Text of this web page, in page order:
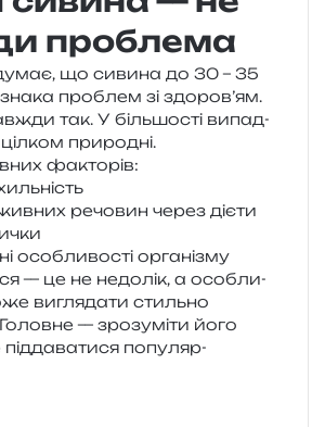
проблема
що сиви­на до 30 – 35
про­блем зі здоров’ям.
так. У біль­шо­сті випад­
природні.
факторів:
речо­вин через дієти
осо­бли­во­сті організму
— це не недо­лік, а осо­бли­
вигля­да­ти стиль­но
Головне — зро­зу­мі­ти його
під­да­ва­ти­ся попу­ляр­